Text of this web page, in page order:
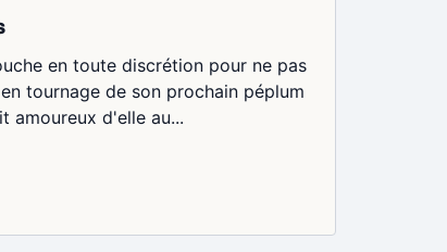
en toute discrétion pour ne pas
tournage de son prochain péplum
amoureux d'elle au...